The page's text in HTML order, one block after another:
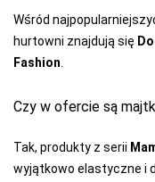
Wśród
hurtowni znajdują się
Fashion
Czy w ofercie są
Tak, produkty z serii
wyjątkowo elastyczne i